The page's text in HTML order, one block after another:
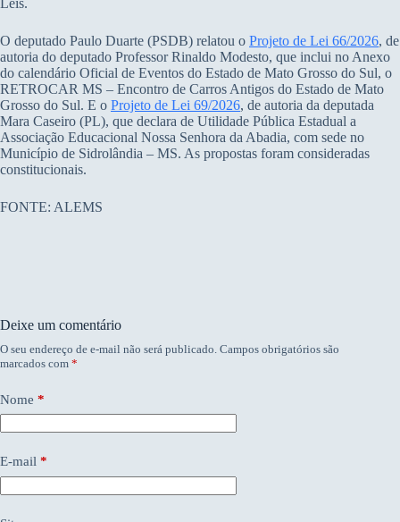
Leis.
O deputado Paulo Duarte (PSDB) relatou o Projeto de Lei 66/2026, de
autoria do deputado Professor Rinaldo Modesto, que inclui no Anexo
do calendário Oficial de Eventos do Estado de Mato Grosso do Sul, o
RETROCAR MS – Encontro de Carros Antigos do Estado de Mato
Grosso do Sul. E o Projeto de Lei 69/2026, de autoria da deputada
Mara Caseiro (PL), que declara de Utilidade Pública Estadual a
Associação Educacional Nossa Senhora da Abadia, com sede no
Município de Sidrolândia – MS. As propostas foram consideradas
constitucionais.
FONTE: ALEMS
Deixe um comentário
O seu endereço de e-mail não será publicado. Campos obrigatórios são
marcados com *
Nome *
E-mail *